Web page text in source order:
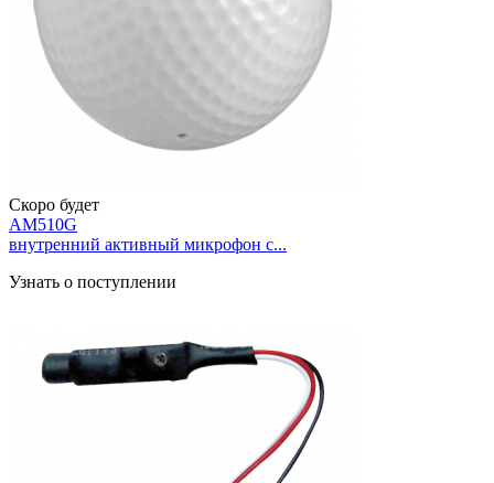
Скоро будет
AM510G
внутренний активный микрофон с...
Узнать о поступлении